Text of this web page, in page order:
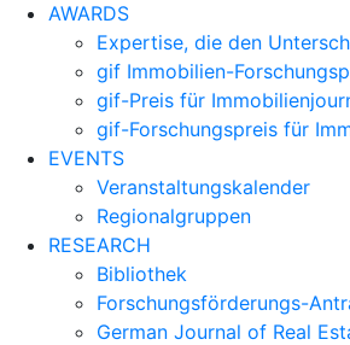
AWARDS
Expertise, die den
gif Immobilien-
gif-Preis für
gif-Forschungspreis für
EVENTS
Veranstaltungskalender
Regionalgruppen
RESEARCH
Bibliothek
Forschungsförderungs-
German Journal of Real